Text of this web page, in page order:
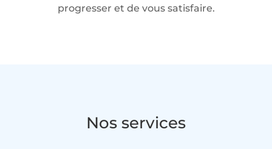
progresser et de vous satisfaire.
Nos services